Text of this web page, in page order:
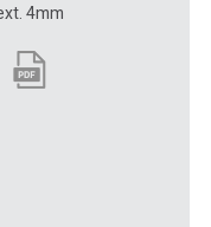
4mm